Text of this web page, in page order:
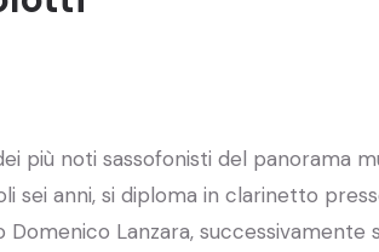
più noti sassofonisti del panorama
sei anni, si diploma in clarinetto
Domenico Lanzara, successivamente